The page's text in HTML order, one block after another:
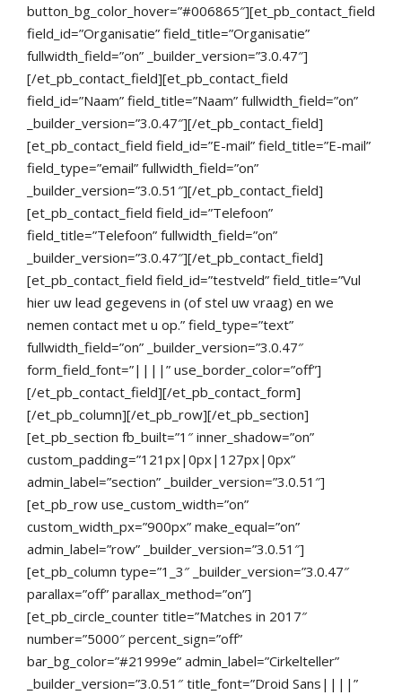
button_bg_color_hover=”#006865″][et_pb_contact_field
field_id=”Organisatie” field_title=”Organisatie”
fullwidth_field=”on” _builder_version=”3.0.47″]
[/et_pb_contact_field][et_pb_contact_field
field_id=”Naam” field_title=”Naam” fullwidth_field=”on”
_builder_version=”3.0.47″][/et_pb_contact_field]
[et_pb_contact_field field_id=”E-mail” field_title=”E-mail”
field_type=”email” fullwidth_field=”on”
_builder_version=”3.0.51″][/et_pb_contact_field]
[et_pb_contact_field field_id=”Telefoon”
field_title=”Telefoon” fullwidth_field=”on”
_builder_version=”3.0.47″][/et_pb_contact_field]
[et_pb_contact_field field_id=”testveld” field_title=”Vul
hier uw lead gegevens in (of stel uw vraag) en we
nemen contact met u op.” field_type=”text”
fullwidth_field=”on” _builder_version=”3.0.47″
form_field_font=”||||” use_border_color=”off”]
[/et_pb_contact_field][/et_pb_contact_form]
[/et_pb_column][/et_pb_row][/et_pb_section]
[et_pb_section fb_built=”1″ inner_shadow=”on”
custom_padding=”121px|0px|127px|0px”
admin_label=”section” _builder_version=”3.0.51″]
[et_pb_row use_custom_width=”on”
custom_width_px=”900px” make_equal=”on”
admin_label=”row” _builder_version=”3.0.51″]
[et_pb_column type=”1_3″ _builder_version=”3.0.47″
parallax=”off” parallax_method=”on”]
[et_pb_circle_counter title=”Matches in 2017″
number=”5000″ percent_sign=”off”
bar_bg_color=”#21999e” admin_label=”Cirkelteller”
_builder_version=”3.0.51″ title_font=”Droid Sans||||”